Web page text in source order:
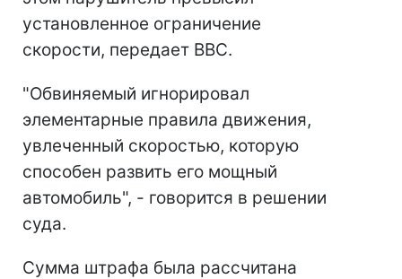
установленное ограничение
скорости, передает ВВС.
"Обвиняемый игнорировал
элементарные правила движения,
увлеченный скоростью, которую
способен развить его мощный
автомобиль", - говорится в решении
суда.
Сумма штрафа была рассчитана